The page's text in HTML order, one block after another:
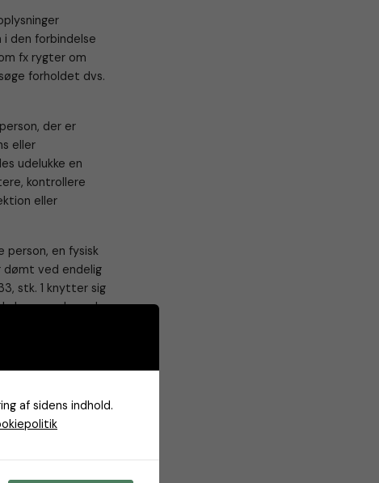
den forbindelse
fx rygter om
forholdet dvs.
der er
eller
udelukke en
kontrollere
eller
en fysisk
dømt ved endelig
stk. 1 knytter sig
ved
der er
forfalden gæld
af sidens indhold.